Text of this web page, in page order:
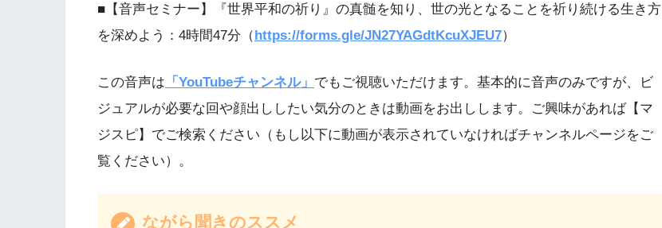
■【音声セミナー】『世界平和の祈り』の真髄を知り、世の光となることを祈り続ける生き方
を深めよう：4時間47分（https://forms.gle/JN27YAGdtKcuXJEU7）
この音声は 「YouTubeチャンネル」 でもご視聴いただけます。基本的に音声のみですが、ビ
ジュアルが必要な回や顔出ししたい気分のときは動画をお出しします。ご興味があれば【マ
ジスピ】でご検索ください（もし以下に動画が表示されていなければチャンネルページをご
覧ください）。
ながら聞きのススメ